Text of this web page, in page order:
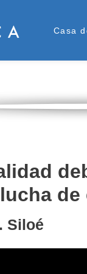
Casa
de
Siloé